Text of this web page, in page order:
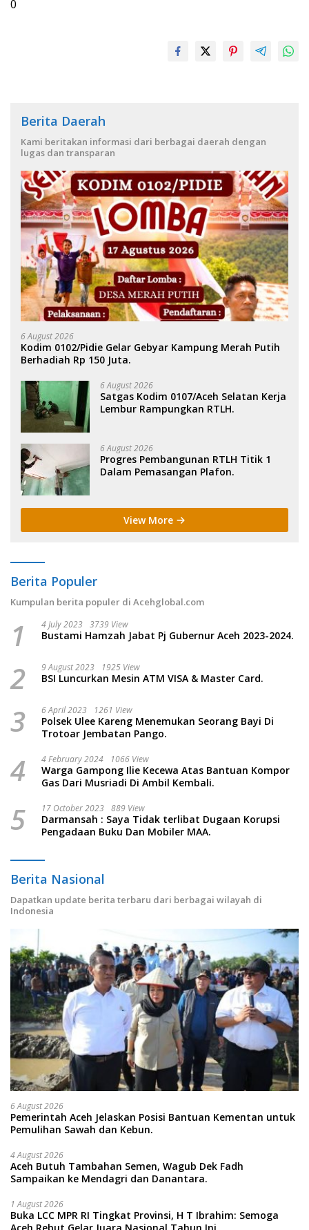
0
Berita Daerah
Kami beritakan informasi dari berbagai daerah dengan
lugas dan transparan
6 August 2026
Kodim 0102/Pidie Gelar Gebyar Kampung Merah Putih
Berhadiah Rp 150 Juta.
6 August 2026
Satgas Kodim 0107/Aceh Selatan Kerja
Lembur Rampungkan RTLH.
6 August 2026
Progres Pembangunan RTLH Titik 1
Dalam Pemasangan Plafon.
View More
Berita Populer
Kumpulan berita populer di Acehglobal.com
1 4 July 2023 3739 View
Bustami Hamzah Jabat Pj Gubernur Aceh 2023-2024.
2 9 August 2023 1925 View
BSI Luncurkan Mesin ATM VISA & Master Card.
3 6 April 2023 1261 View
Polsek Ulee Kareng Menemukan Seorang Bayi Di
Trotoar Jembatan Pango.
4 4 February 2024 1066 View
Warga Gampong Ilie Kecewa Atas Bantuan Kompor
Gas Dari Musriadi Di Ambil Kembali.
5 17 October 2023 889 View
Darmansah : Saya Tidak terlibat Dugaan Korupsi
Pengadaan Buku Dan Mobiler MAA.
Berita Nasional
Dapatkan update berita terbaru dari berbagai wilayah di
Indonesia
6 August 2026
Pemerintah Aceh Jelaskan Posisi Bantuan Kementan untuk
Pemulihan Sawah dan Kebun.
4 August 2026
Aceh Butuh Tambahan Semen, Wagub Dek Fadh
Sampaikan ke Mendagri dan Danantara.
1 August 2026
Buka LCC MPR RI Tingkat Provinsi, H T Ibrahim: Semoga